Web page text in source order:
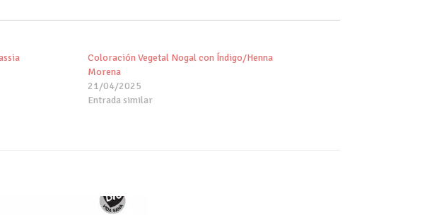
Coloración Vegetal Nogal con Índigo/Henna
Morena
21/04/2025
Entrada similar